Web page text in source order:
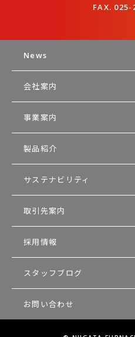
FAX.
News
会社案内
事業案内
製品紹介
サステナビリティ
取引先案内
採用情報
スタッフブログ
お問い合わせ